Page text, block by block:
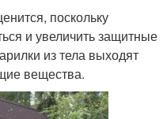
поскольку
и увеличить защитные
из тела выходят
вещества.